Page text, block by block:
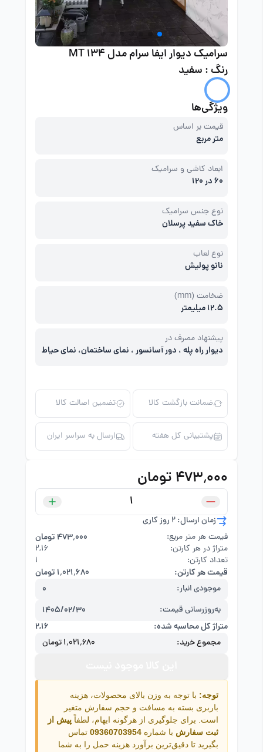
سرامیک دیوار ایفا سرام مدل MT 134
رنگ : سفید
ویژگی‌ها
قیمت بر اساس
متر مربع
ابعاد کاشی و سرامیک
60 در 120
نوع جنس سرامیک
خاک سفید پرسلان
نوع لعاب
نانو پولیش
ضخامت (mm)
12.5 میلیمتر
پیشنهاد مصرف در
دیوار راه پله ، دور آسانسور ، نمای ساختمان، نمای حیاط
ضمانت بازگشت کالا تضمین اصالت کالا
پشتیبانی کل هفته ارسال به سراسر ایران
۴۷۳٬۰۰۰ تومان
زمان ارسال: 2 روز کاری
قیمت هر متر مربع:
۴۷۳٬۰۰۰ تومان
متراژ در هر کارتن:
۲,۱۶
تعداد کارتن:
1
قیمت هر کارتن: ۱٬۰۲۱٬۶۸۰ تومان
موجودی انبار: 0
به‌روزرسانی قیمت:
1405/02/30
متراژ کل محاسبه شده:
۲,۱۶
مجموع خرید: ۱٬۰۲۱٬۶۸۰ تومان
توجه: با توجه به وزن بالای محصولات، هزینه
باربری بسته به مسافت و حجم سفارش متغیر
است. برای جلوگیری از هرگونه ابهام، لطفاً پیش از
ثبت سفارش با شماره 09360703954 تماس
بگیرید تا دقیق‌ترین برآورد هزینه حمل را به شما